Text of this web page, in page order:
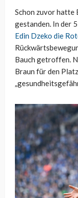
Schon zuvor hatte
gestanden. In der
Edin Dzeko die
Bauch getroffen.
Braun für den